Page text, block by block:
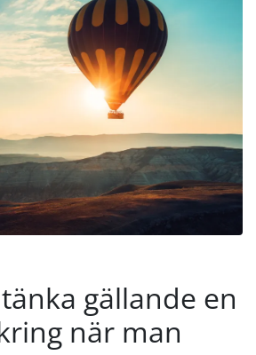
gällande en
när man